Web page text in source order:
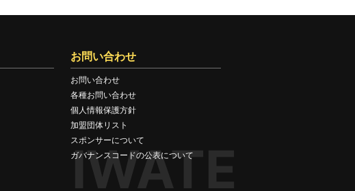
IWATE
お問い合わせ
お問い合わせ
各種お問い合わせ
個人情報保護方針
加盟団体リスト
スポンサーについて
ガバナンスコードの公表について